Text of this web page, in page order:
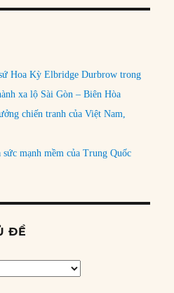
Hoa Kỳ Elbridge Durbrow trong
xa lộ Sài Gòn – Biên Hòa
chiến tranh của Việt Nam,
mạnh mềm của Trung Quốc
ĐỀ